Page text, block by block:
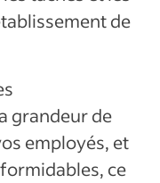
de
grandeur de
employés, et
ce